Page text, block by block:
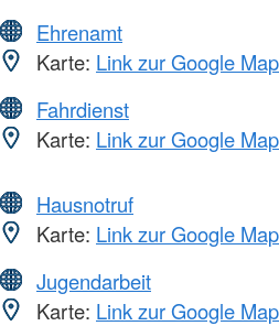
Ehrenamt
Karte: Link zur Google
Fahrdienst
Karte: Link zur Google
Hausnotruf
Karte: Link zur Google
Jugendarbeit
Karte: Link zur Google